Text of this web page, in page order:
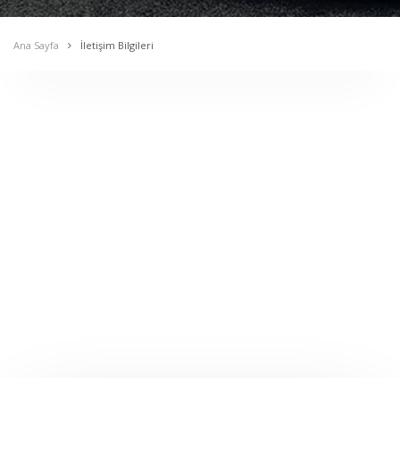
Ana Sayfa İletişim Bilgileri